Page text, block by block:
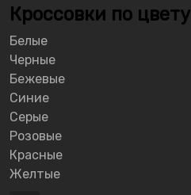
Кроссовки по цвету
Белые
Черные
Бежевые
Синие
Серые
Розовые
Красные
Желтые